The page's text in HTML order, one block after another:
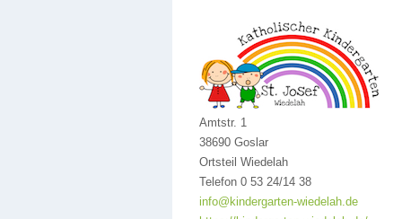
Amtstr. 1
38690 Goslar
Ortsteil Wiedelah
Telefon 0 53 24/14 38
info@kindergarten-wiedelah.de